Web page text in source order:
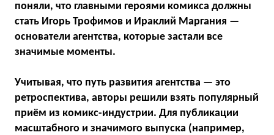
поняли, что главными героями комикса должны
стать Игорь Трофимов и Ираклий Маргания —
основатели агентства, которые застали все
значимые моменты.
Учитывая, что путь развития агентства — это
ретроспектива, авторы решили взять популярный
приём из комикс-индустрии. Для публикации
масштабного и значимого выпуска (например,